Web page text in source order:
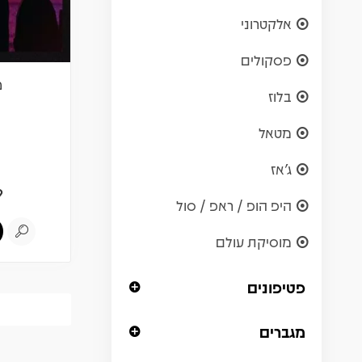
אלקטרוני
פסקולים
בלוז
מטאל
ג'אז
היפ הופ / ראפ / סול
מוסיקת עולם
פטיפונים
מגברים